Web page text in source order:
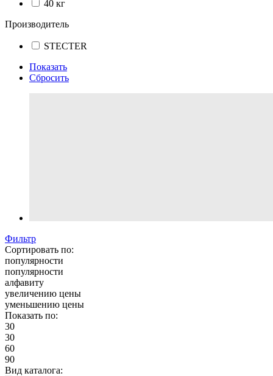
40 кг
Производитель
STECTER
Показать
Сбросить
Фильтр
Сортировать по:
популярности
популярности
алфавиту
увеличению цены
уменьшению цены
Показать по:
30
30
60
90
Вид каталога: